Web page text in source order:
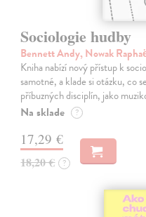
Sociologie hudby
Bennett Andy, Nowak
Kniha nabízí nový přístup k
samotné, a klade si otázku, co
příbuzných disciplín, jako
Na sklade ?
17,29 €
18,20 € ?